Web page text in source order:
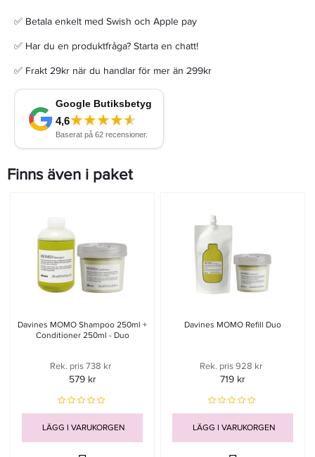
✅ Betala enkelt med Swish och Apple pay
✅ Har du en produktfråga? Starta en chatt!
✅ Frakt 29kr när du handlar för mer än 299kr
Finns även i paket
Davines MOMO Shampoo 250ml +
Conditioner 250ml - Duo
Rek. pris 738 kr
579 kr
LÄGG I VARUKORGEN
Davines MOMO Refill Duo
Rek. pris 928 kr
719 kr
LÄGG I VARUKORGEN